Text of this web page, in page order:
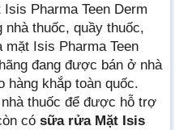
Pharma Teen Derm
thuốc, quầy thuốc,
Isis Pharma Teen
đang được bán ở nhà
hàng khắp toàn quốc.
thuốc để được hỗ trợ
có sữa rửa Mặt Isis